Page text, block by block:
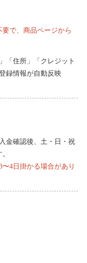
で、商品ページから
「住所」「クレジット
録情報が自動反映
金確認後、土・日・祝
4日掛かる場合があり